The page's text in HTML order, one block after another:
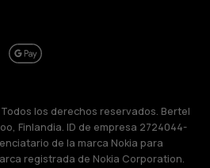
los derechos reservados. Bertel
Finlandia. ID de empresa 2724044-
de la marca Nokia para
registrada de Nokia Corporation.